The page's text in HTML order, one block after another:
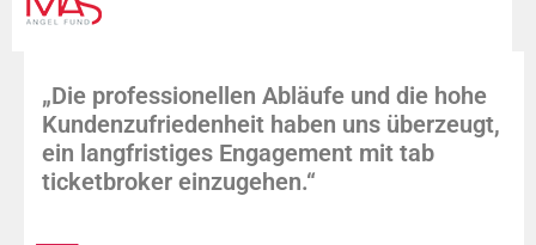
„Die professionellen Abläufe und die hohe
Kundenzufriedenheit haben uns überzeugt,
ein langfristiges Engagement mit tab
ticketbroker einzugehen.“